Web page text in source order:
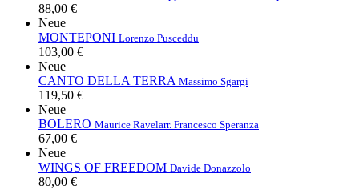
88,00 €
Neue
MONTEPONI Lorenzo Pusceddu
103,00 €
Neue
CANTO DELLA TERRA Massimo Sgargi
119,50 €
Neue
BOLERO Maurice Ravelarr. Francesco Speranza
67,00 €
Neue
WINGS OF FREEDOM Davide Donazzolo
80,00 €